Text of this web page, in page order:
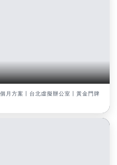
月方案丨台北虛擬辦公室丨黃金門牌